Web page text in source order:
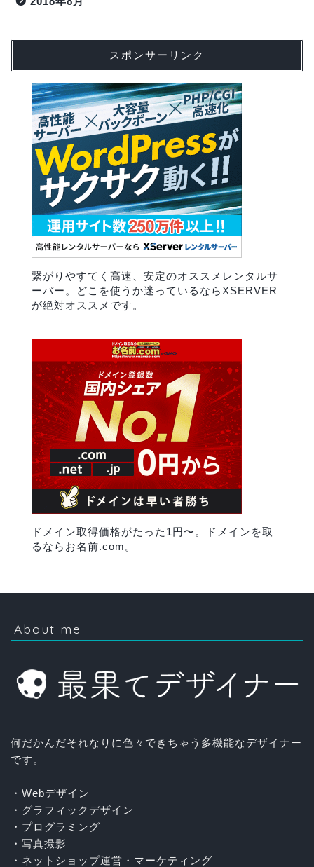
スポンサーリンク
繋がりやすてく高速、安定のオススメレンタルサ
ーバー。どこを使うか迷っているならXSERVER
が絶対オススメです。
ドメイン取得価格がたった1円〜。ドメインを取
るならお名前.com。
About me
何だかんだそれなりに色々できちゃう多機能なデザイナー
です。
・Webデザイン
・グラフィックデザイン
・プログラミング
・写真撮影
・ネットショップ運営・マーケティング